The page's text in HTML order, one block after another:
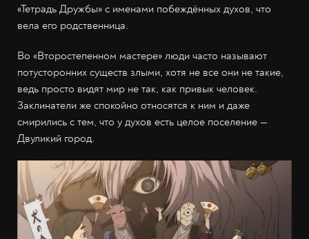
«Тетрадь Дружбы» с именами побеждённых духов, что
вела его родственница.
Во «Второстепенном мастере» люди часто называют
потусторонних существ злыми, хотя не все они не такие,
ведь просто видят мир не так, как привык человек.
Заклинатели же спокойно относятся к ним и даже
смирились с тем, что у духов есть целое поселение —
Двуликий город.